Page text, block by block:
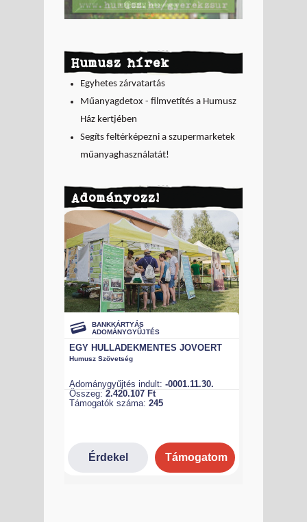
Humusz hírek
Egyhetes zárvatartás
Műanyagdetox - filmvetítés a Humusz
Ház kertjében
Segíts feltérképezni a szupermarketek
műanyaghasználatát!
Adományozz!